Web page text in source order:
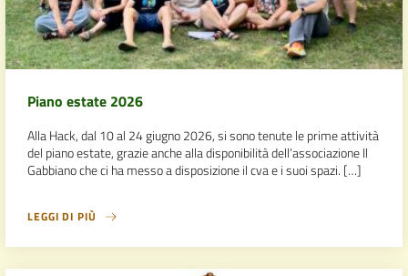
Piano estate 2026
Alla Hack, dal 10 al 24 giugno 2026, si sono tenute le prime attività
del piano estate, grazie anche alla disponibilità dell’associazione Il
Gabbiano che ci ha messo a disposizione il cva e i suoi spazi. […]
LEGGI DI PIÙ